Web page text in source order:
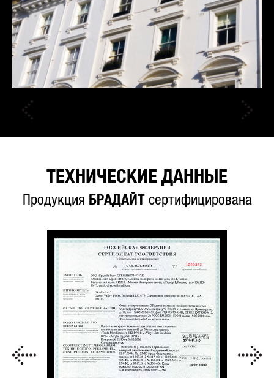
ТЕХНИЧЕСКИЕ ДАННЫЕ
Продукция БРАДАЙТсертифицирована